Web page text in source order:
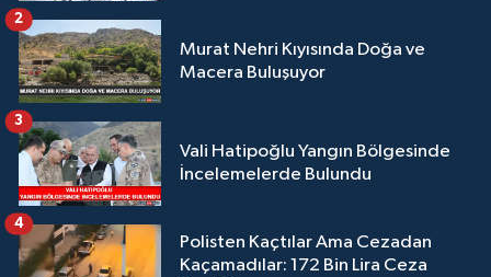
Murat Nehri Kıyısında Doğa ve
Macera Buluşuyor
2
Vali Hatipoğlu Yangın Bölgesinde
İncelemelerde Bulundu
3
Polisten Kaçtılar Ama Cezadan
Kaçamadılar: 172 Bin Lira Ceza
4